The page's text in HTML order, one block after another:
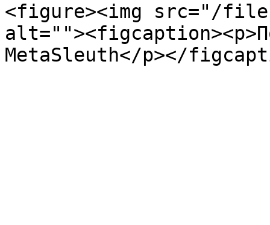
<figure><img src="/files/